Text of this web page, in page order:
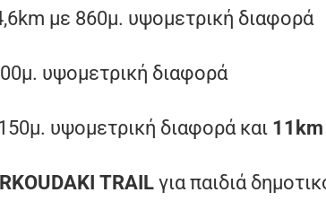
με 860μ. υψομετρική διαφορά
υψομετρική διαφορά
υψομετρική διαφορά και 11 km
TRAIL για παιδιά